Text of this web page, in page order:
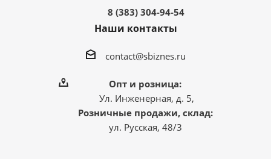
8 (383) 304-94-54
Наши контакты
contact@sbiznes.ru
Опт и розница:
Ул. Инженерная, д. 5,
Розничные продажи, склад:
ул. Русская, 48/3